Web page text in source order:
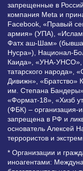
запрещенные в
компания Meta и
Facebook, «Правый
армия» (УПА),
Фатх аш-Шам»
Нусра»), Национал-
Каида», «УНА-УНСО»,
татарского народа»,
Дивижн», «Братство»
им. Степана
«Формат-18», «Хизб
(ФБК) – организация-
запрещена в РФ и
основатель Алексей
террористов и
* Организации и
иноагентами: